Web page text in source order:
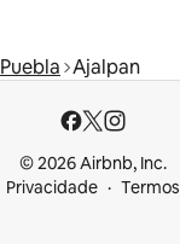
Puebla Ajalpan
© 2026 Airbnb, Inc.
Privacidade
Termos